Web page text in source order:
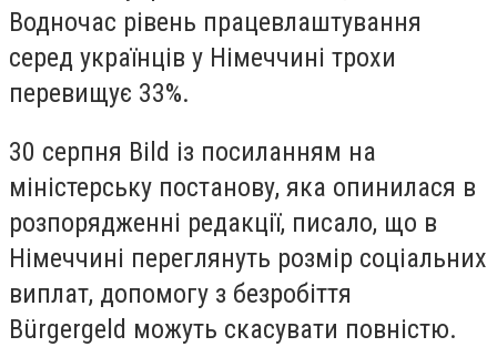
Водночас рівень працевлаштування
серед українців у Німеччині трохи
перевищує 33%.
30 серпня Bild із посиланням на
міністерську постанову, яка опинилася в
розпорядженні редакції, писало, що в
Німеччині переглянуть розмір соціальних
виплат, допомогу з безробіття
Bürgergeld можуть скасувати повністю.